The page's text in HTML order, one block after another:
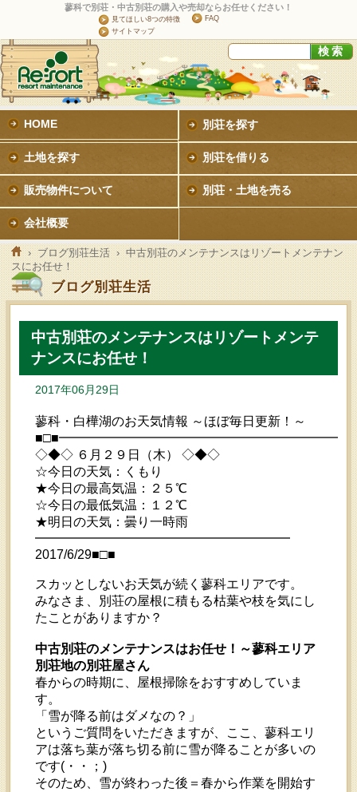
蓼科で別荘・中古別荘の購入や売却ならお任せください！
見てほしい8つの特徴
FAQ
サイトマップ
HOME 別荘を探す
土地を探す 別荘を借りる
販売物件について 別荘・土地を売る
会社概要
›ブログ別荘生活› 中古別荘のメンテナンスはリゾートメンテナン
スにお任せ！
ブログ別荘生活
中古別荘のメンテナンスはリゾートメンテ
ナンスにお任せ！
2017年06月29日
蓼科・白樺湖のお天気情報 ～ほぼ毎日更新！～
◇◆◇ ６月２９日（木） ◇◆◇
☆今日の天気：くもり
★今日の最高気温：２５℃
☆今日の最低気温：１２℃
★明日の天気：曇り一時雨
━━━━━━━━━━━━━━━━━━━━
2017/6/29■□■
スカッとしないお天気が続く蓼科エリアです。
みなさま、別荘の屋根に積もる枯葉や枝を気にし
たことがありますか？
中古別荘のメンテナンスはお任せ！～蓼科エリア
別荘地の別荘屋さん
春からの時期に、屋根掃除をおすすめしていま
す。
「雪が降る前はダメなの？」
というご質問をいただきますが、ここ、蓼科エリ
アは落ち葉が落ち切る前に雪が降ることが多いの
です(・・；)
そのため、雪が終わった後＝春から作業を開始す